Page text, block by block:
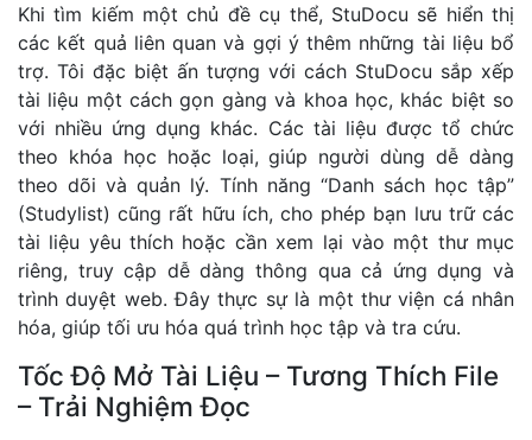
Khi tìm kiếm một chủ đề cụ thể, StuDocu sẽ hiển thị
các kết quả liên quan và gợi ý thêm những tài liệu bổ
trợ. Tôi đặc biệt ấn tượng với cách StuDocu sắp xếp
tài liệu một cách gọn gàng và khoa học, khác biệt so
với nhiều ứng dụng khác. Các tài liệu được tổ chức
theo khóa học hoặc loại, giúp người dùng dễ dàng
theo dõi và quản lý. Tính năng “Danh sách học tập”
(Studylist) cũng rất hữu ích, cho phép bạn lưu trữ các
tài liệu yêu thích hoặc cần xem lại vào một thư mục
riêng, truy cập dễ dàng thông qua cả ứng dụng và
trình duyệt web. Đây thực sự là một thư viện cá nhân
hóa, giúp tối ưu hóa quá trình học tập và tra cứu.
Tốc Độ Mở Tài Liệu – Tương Thích File
– Trải Nghiệm Đọc